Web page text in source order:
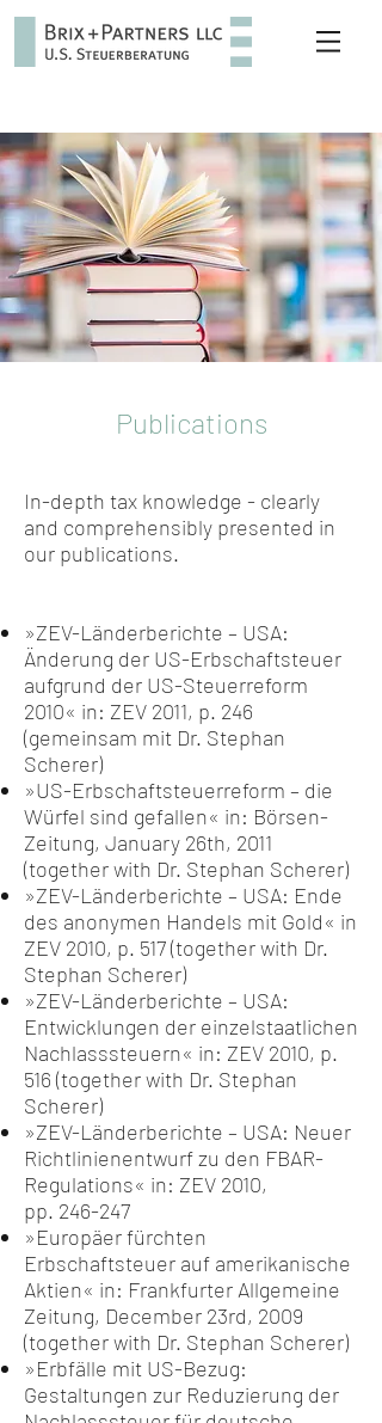
Publications
In-depth tax knowledge - clearly
and comprehensibly presented in
our publications.
»ZEV-Länderberichte – USA:
Änderung der US-Erbschaftsteuer
aufgrund der US-Steuerreform
2010« in: ZEV 2011, p. 246
(gemeinsam mit Dr. Stephan
Scherer)
»US-Erbschaftsteuerreform – die
Würfel sind gefallen« in: Börsen-
Zeitung, January 26th, 2011
(together with Dr. Stephan Scherer)
»ZEV-Länderberichte – USA: Ende
des anonymen Handels mit Gold« in
ZEV 2010, p. 517 (together with Dr.
Stephan Scherer)
»ZEV-Länderberichte – USA:
Entwicklungen der einzelstaatlichen
Nachlasssteuern« in: ZEV 2010, p.
516 (together with Dr. Stephan
Scherer)
»ZEV-Länderberichte – USA: Neuer
Richtlinienentwurf zu den FBAR-
Regulations« in: ZEV 2010,
pp. 246-247
»Europäer fürchten
Erbschaftsteuer auf amerikanische
Aktien« in: Frankfurter Allgemeine
Zeitung, December 23rd, 2009
(together with Dr. Stephan Scherer)
»Erbfälle mit US-Bezug:
Gestaltungen zur Reduzierung der